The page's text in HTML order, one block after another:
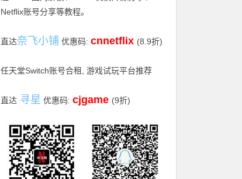
Netflix账号分享等教程。
直达奈飞小铺 优惠码: cnnetflix (8.9折)
任天堂Switch账号合租, 游戏试玩平台推荐
直达寻星 优惠码: cjgame (9折)